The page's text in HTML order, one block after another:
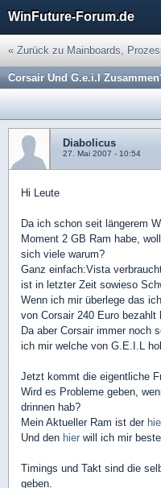
WinFuture-Forum.de
« Zurück zu Mainboards,
Corsair Und G.e.i.l
Diabolicus
27. Mai 2007 - 10:54
Hi Leute
Da ich schon seit längerem
Moment 2 GB Ram habe,
sich viele warum?
Ganz einfach:Vista
ist in letzter Zeit sowieso
Wenn ich mir überlege das
von Corsair 240 Euro bezahlt
Da aber Corsair immer noch
ich mir welche von G.E.I.L
Jetzt kommt die eigentliche
Wird es Probleme geben,
drinnen hab?
Mein Aktueller Ram ist der
Und den hier will ich mir
Timings und Takt sind die
geben.